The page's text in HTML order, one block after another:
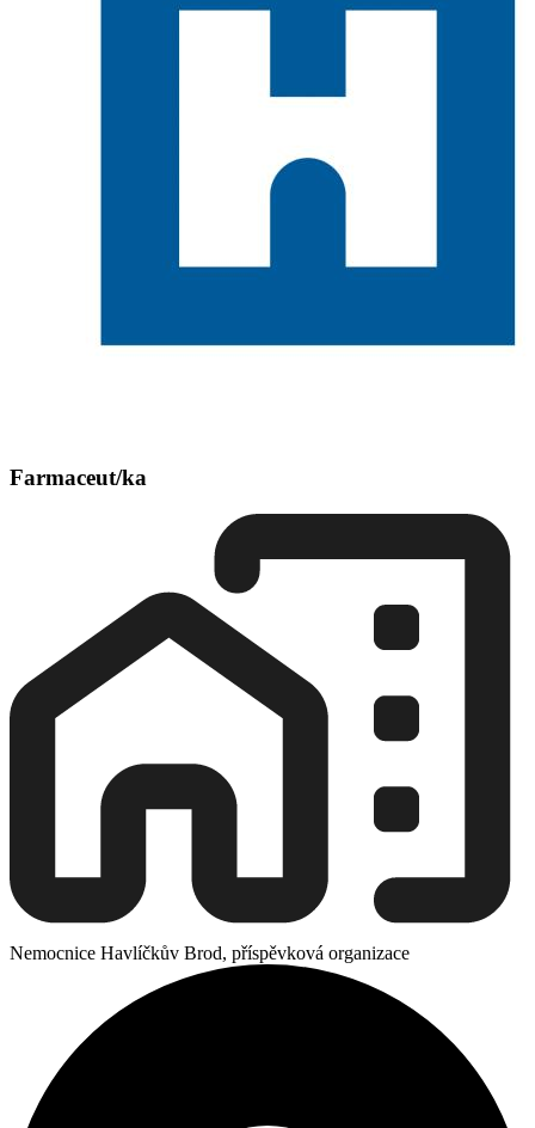
Farmaceut/ka
Nemocnice Havlíčkův Brod, příspěvková organizace